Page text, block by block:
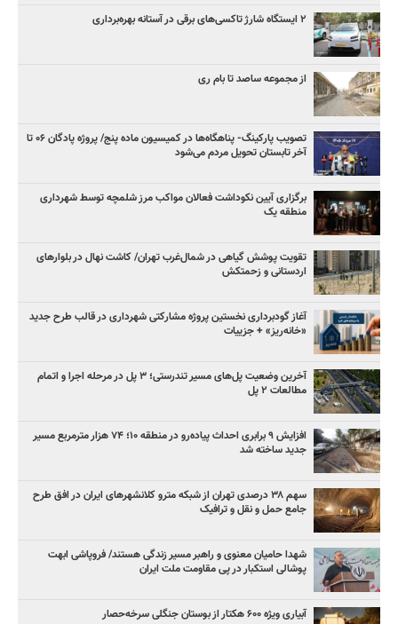
۲ ایستگاه شارژ تاکسی‌های برقی در آستانه بهره‌برداری
از مجموعه ساصد تا بام ری
تصویب پارکینگ- پناهگاه‌ها در کمیسیون ماده پنج/ پروژه پادگان ۰۶ تا
آخر تابستان تحویل مردم می‌شود
برگزاری آیین نکوداشت فعالان مواکب مرز شلمچه توسط شهرداری
منطقه یک
تقویت پوشش گیاهی در شمال‌غرب تهران/ کاشت نهال در بلوارهای
اردستانی و زحمتکش
آغاز گودبرداری نخستین پروژه مشارکتی شهرداری در قالب طرح جدید
«خانه‌ریز» + جزییات
آخرین وضعیت پل‌های مسیر تندرستی؛ ۳ پل در مرحله اجرا و اتمام
مطالعات ۲ پل
افزایش ۹ برابری احداث پیاده‌رو در منطقه ۱۰؛ ۷۴ هزار مترمربع مسیر
جدید ساخته شد
سهم ۳۸ درصدی تهران از شبکه مترو کلانشهرهای ایران در افق طرح
جامع حمل و نقل و ترافیک
شهدا حامیان معنوی و راهبر مسیر زندگی هستند/ فروپاشی ابهت
پوشالی استکبار در پی مقاومت ملت ایران
آبیاری ویژه ۶۰۰ هکتار از بوستان جنگلی سرخه‌حصار